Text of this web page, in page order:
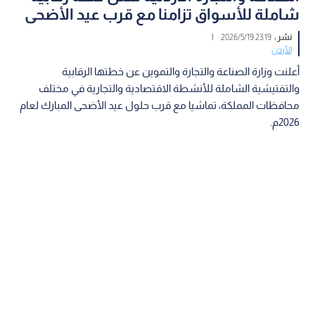
شاملة للأسواق تزامنا مع قرب عيد الأضحى
نشر :23:19 2026/5/19
|
الأردن
أعلنت وزارة الصناعة والتجارة والتموين عن خطتها الرقابية
والتفتيشية الشاملة للأنشطة الاقتصادية والتجارية في مختلف
محافظات المملكة، تماشيا مع قرب حلول عيد الأضحى المبارك لعام
2026م.